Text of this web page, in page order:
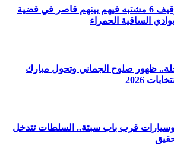
جريمة هزت العيون.. توقيف 6 مشتبه فيهم بينهم قاصر في قضية
الساقية الحمراء
ظهور صلوح الجماني وتحول مبارك
2026
قرب باب سبتة.. السلطات تتدخل